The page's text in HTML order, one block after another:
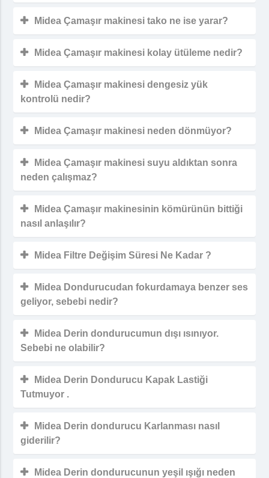
Midea Çamaşır makinesi tako ne ise yarar?
Midea Çamaşır makinesi kolay ütüleme nedir?
Midea Çamaşır makinesi dengesiz yük
kontrolü nedir?
Midea Çamaşır makinesi neden dönmüyor?
Midea Çamaşır makinesi suyu aldıktan sonra
neden çalışmaz?
Midea Çamaşır makinesinin kömürünün bittiği
nasıl anlaşılır?
Midea Filtre Değişim Süresi Ne Kadar ?
Midea Dondurucudan fokurdamaya benzer ses
geliyor, sebebi nedir?
Midea Derin dondurucumun dışı ısınıyor.
Sebebi ne olabilir?
Midea Derin Dondurucu Kapak Lastiği
Tutmuyor .
Midea Derin dondurucu Karlanması nasıl
giderilir?
Midea Derin dondurucunun yeşil ışığı neden